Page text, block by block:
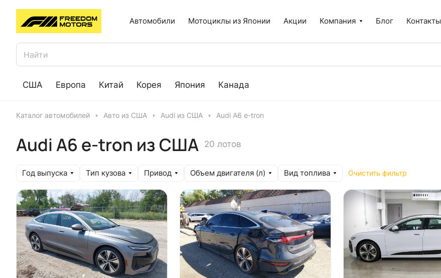
Автомобили Мотоциклы из Японии Акции Компания Блог Контакты
США Европа Китай Корея Япония Канада
Каталог автомобилей Авто из США Audi из США Audi A6 e-tron
Audi A6 e-tron из США 20 лотов
Год выпуска Тип кузова Привод Объем двигателя (л) Вид топлива Очистить фильтр